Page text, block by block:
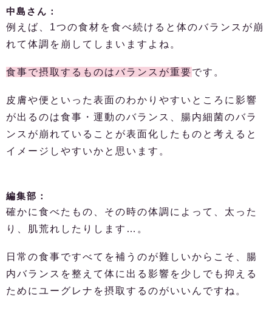
中島さん：
例えば、1つの食材を食べ続けると体のバランスが崩
れて体調を崩してしまいますよね。
食事で摂取するものはバランスが重要です。
皮膚や便といった表面のわかりやすいところに影響
が出るのは食事・運動のバランス、腸内細菌のバラ
ンスが崩れていることが表面化したものと考えると
イメージしやすいかと思います。
編集部：
確かに食べたもの、その時の体調によって、太った
り、肌荒れしたりします…。
日常の食事ですべてを補うのが難しいからこそ、腸
内バランスを整えて体に出る影響を少しでも抑える
ためにユーグレナを摂取するのがいいんですね。